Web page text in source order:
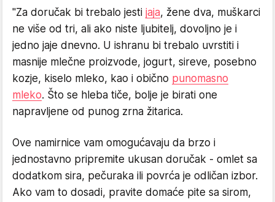
"Za doručak bi trebalo jesti jaja, žene dva, muškarci
ne više od tri, ali ako niste ljubitelj, dovoljno je i
jedno jaje dnevno. U ishranu bi trebalo uvrstiti i
masnije mlečne proizvode, jogurt, sireve, posebno
kozje, kiselo mleko, kao i obično punomasno
mleko. Što se hleba tiče, bolje je birati one
napravljene od punog zrna žitarica.
Ove namirnice vam omogućavaju da brzo i
jednostavno pripremite ukusan doručak - omlet sa
dodatkom sira, pečuraka ili povrća je odličan izbor.
Ako vam to dosadi, pravite domaće pite sa sirom,